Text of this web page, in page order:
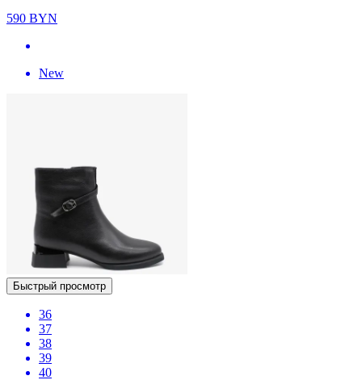
590 BYN
New
Быстрый просмотр
36
37
38
39
40